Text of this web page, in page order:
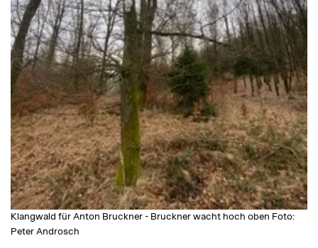
Klangwald für Anton Bruckner - Bruckner wacht hoch oben Foto:
Peter Androsch